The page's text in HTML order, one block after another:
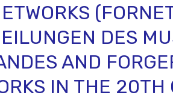
DES
AND
IN THE 20TH